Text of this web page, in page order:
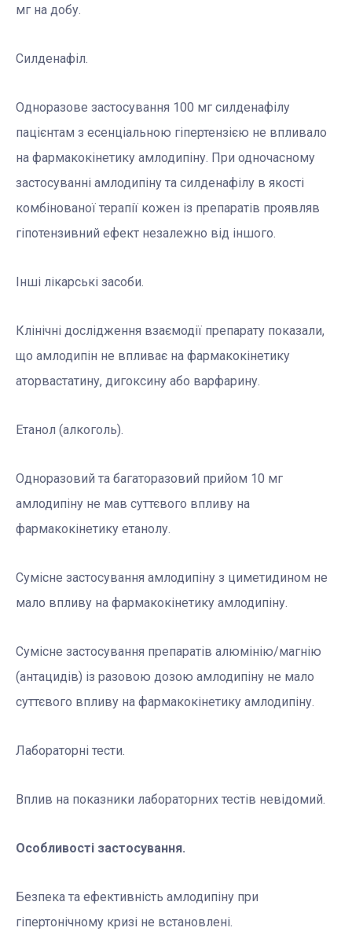
мг на добу.
Силденафіл.
Одноразове застосування 100 мг силденафілу
пацієнтам з есенціальною гіпертензією не впливало
на фармакокінетику амлодипіну. При одночасному
застосуванні амлодипіну та силденафілу в якості
комбінованої терапії кожен із препаратів проявляв
гіпотензивний ефект незалежно від іншого.
Інші лікарські засоби.
Клінічні дослідження взаємодії препарату показали,
що амлодипін не впливає на фармакокінетику
аторвастатину, дигоксину або варфарину.
Етанол (алкоголь).
Одноразовий та багаторазовий прийом 10 мг
амлодипіну не мав суттєвого впливу на
фармакокінетику етанолу.
Сумісне застосування амлодипіну з циметидином не
мало впливу на фармакокінетику амлодипіну.
Сумісне застосування препаратів алюмінію/магнію
(антацидів) із разовою дозою амлодипіну не мало
суттєвого впливу на фармакокінетику амлодипіну.
Лабораторні тести.
Вплив на показники лабораторних тестів невідомий.
Особливості застосування.
Безпека та ефективність амлодипіну при
гіпертонічному кризі не встановлені.